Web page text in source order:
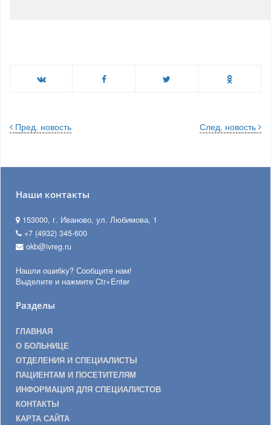
След. новость
Пред. новость
Наши контакты
153000, г. Иваново, ул. Любимова, 1
+7 (4932) 345-600
okb@ivreg.ru
Нашли ошибку? Сообщите нам!
Выделите и нажмите Ctr+Enter
Разделы
ГЛАВНАЯ
О БОЛЬНИЦЕ
ОТДЕЛЕНИЯ И СПЕЦИАЛИСТЫ
ПАЦИЕНТАМ И ПОСЕТИТЕЛЯМ
ИНФОРМАЦИЯ ДЛЯ СПЕЦИАЛИСТОВ
КОНТАКТЫ
КАРТА САЙТА